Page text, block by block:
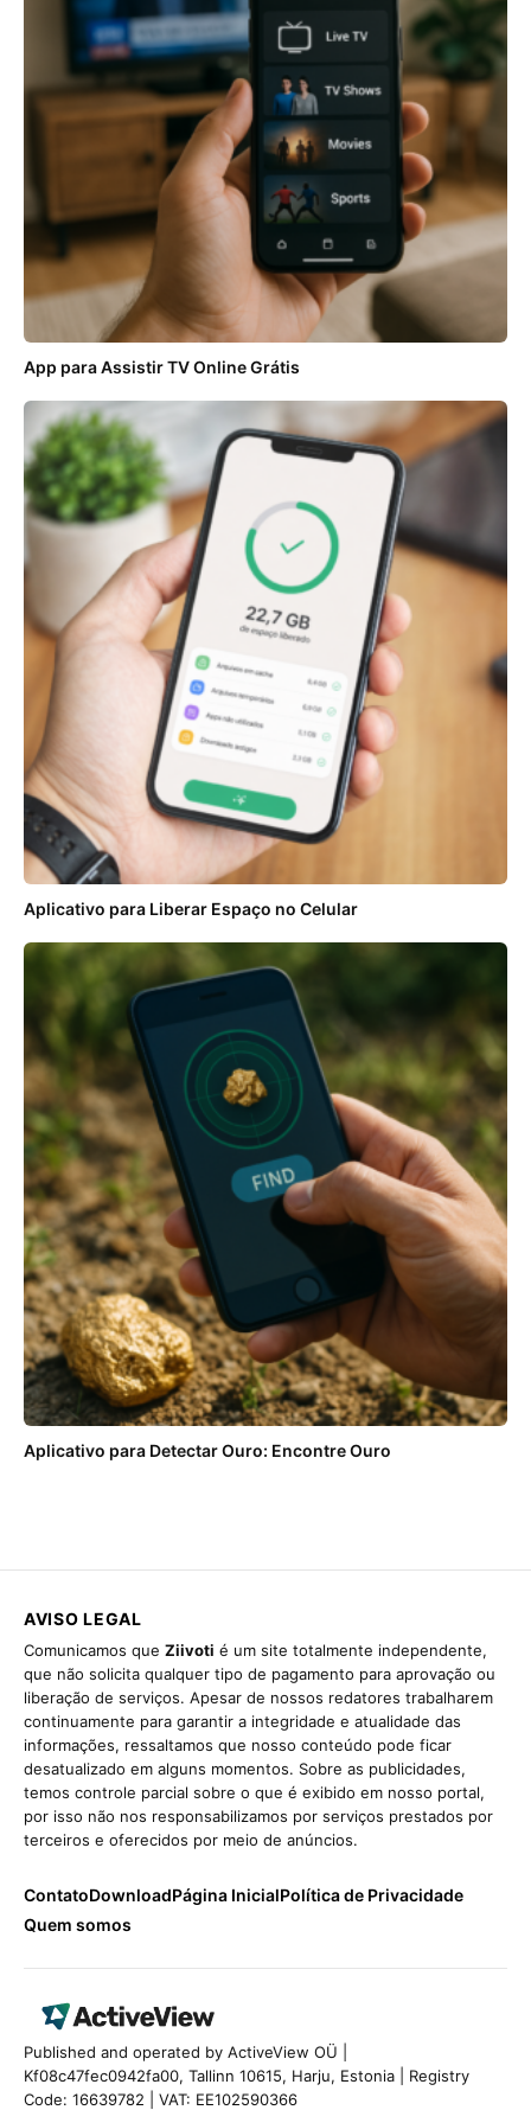
App para Assistir TV Online Grátis
Aplicativo para Liberar Espaço no Celular
Aplicativo para Detectar Ouro: Encontre Ouro
AVISO LEGAL
Comunicamos que Ziivoti é um site totalmente independente,
que não solicita qualquer tipo de pagamento para aprovação ou
liberação de serviços. Apesar de nossos redatores trabalharem
continuamente para garantir a integridade e atualidade das
informações, ressaltamos que nosso conteúdo pode ficar
desatualizado em alguns momentos. Sobre as publicidades,
temos controle parcial sobre o que é exibido em nosso portal,
por isso não nos responsabilizamos por serviços prestados por
terceiros e oferecidos por meio de anúncios.
ContatoDownloadPágina InicialPolítica de Privacidade
Quem somos
Published and operated by ActiveView OÜ |
Kf08c47fec0942fa00, Tallinn 10615, Harju, Estonia | Registry
Code: 16639782 | VAT: EE102590366